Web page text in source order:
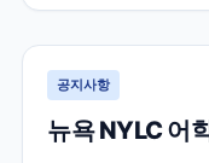
공지사항
뉴욕 NYLC 어